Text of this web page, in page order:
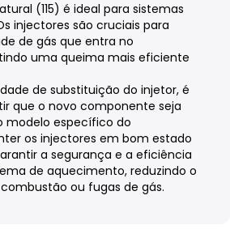
(115) é ideal para sistemas
injectores são cruciais para
de gás que entra no
uma queima mais eficiente
de substituição do injetor, é
que o novo componente seja
específico do
os injectores em bom estado
a segurança e a eficiência
de aquecimento, reduzindo o
ou fugas de gás.